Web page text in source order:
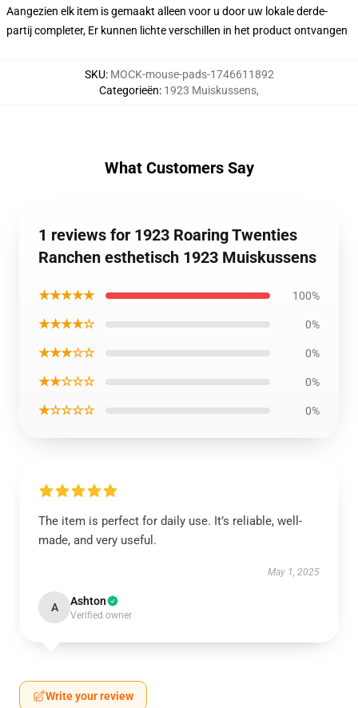
Aangezien elk item is gemaakt alleen voor u door uw lokale derde-
partij completer, Er kunnen lichte verschillen in het product ontvangen
SKU: MOCK-mouse-pads-1746611892
Categorieën: 1923 Muiskussens,
What Customers Say
1 reviews for 1923 Roaring Twenties
Ranchen esthetisch 1923 Muiskussens
★★★★★ 100%
★★★★☆ 0%
★★★☆☆ 0%
★★☆☆☆ 0%
★☆☆☆☆ 0%
The item is perfect for daily use. It’s reliable, well-
made, and very useful.
May 1, 2025
A Ashton
Verified owner
Write your review